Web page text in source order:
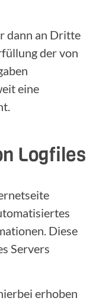
dann an Dritte
der von
eine
Logfiles
Diese
Servers
erhoben